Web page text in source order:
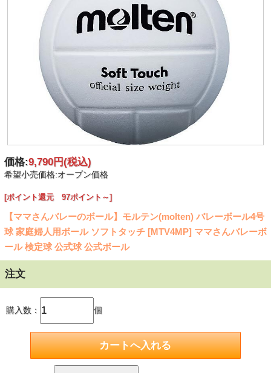
価格:9,790円(税込)
希望小売価格:オープン価格
[ポイント還元 97ポイント～]
【ママさんバレーのボール】モルテン(molten) バレーボール4号
球 家庭婦人用ボール ソフトタッチ [MTV4MP] ママさんバレーボ
ール 検定球 公式球 公式ボール
注文
購入数： 個